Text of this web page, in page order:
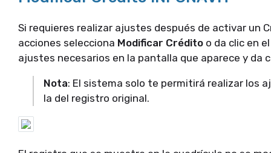
Si requieres realizar ajustes después de activar un
acciones selecciona Modificar Crédito o da clic en
ajustes necesarios en la pantalla que aparece y da
Nota: El sistema solo te permitirá realizar los
la del registro original.